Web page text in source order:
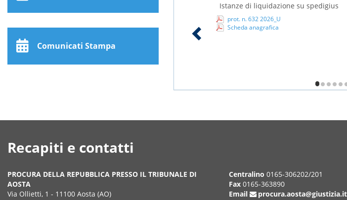
Comunicati Stampa
Istanze di liquidazione su spedigius
prot. n. 632 2026_U
Scheda anagrafica
1/6
Recapiti e contatti
PROCURA DELLA REPUBBLICA PRESSO IL TRIBUNALE DI
AOSTA
Via Ollietti, 1 - 11100 Aosta (AO)
Centralino 0165-306202/201
Fax 0165-363890
Email
procura.aosta@giustizia.it